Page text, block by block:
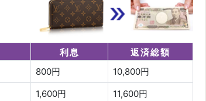
利息
返済総額
800円
10,800円
1,600円
11,600円